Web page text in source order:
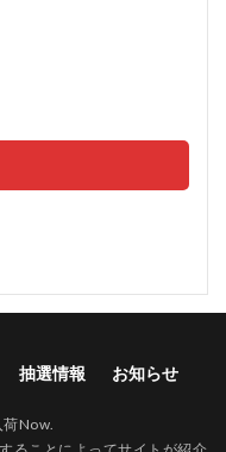
抽選情報 お知らせ
Now.
ることによってサイトが紹介